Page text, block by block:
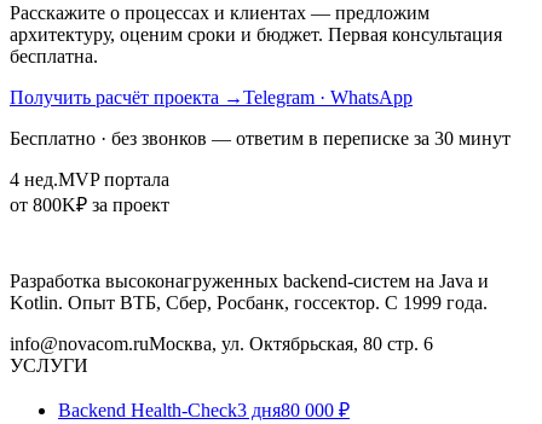
Расскажите о процессах и клиентах — предложим
архитектуру, оценим сроки и бюджет. Первая консультация
бесплатна.
Получить расчёт проекта →Telegram · WhatsApp
Бесплатно · без звонков — ответим в переписке за 30 минут
4 нед.MVP портала
от 800K₽ за проект
Разработка высоконагруженных backend-систем на Java и
Kotlin. Опыт ВТБ, Сбер, Росбанк, госсектор. С 1999 года.
info@novacom.ruМосква, ул. Октябрьская, 80 стр. 6
УСЛУГИ
Backend Health-Check3 дня80 000 ₽